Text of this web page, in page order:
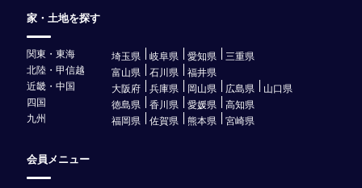
家・土地を探す
関東・東海 埼玉県 岐阜県 愛知県
三重県
北陸・甲信越
富山県 石川県
福井県
近畿・中国
大阪府 兵庫県 岡山県 広島県
山口県
四国
徳島県 香川県 愛媛県
高知県
九州
福岡県 佐賀県 熊本県 宮崎県
会員メニュー